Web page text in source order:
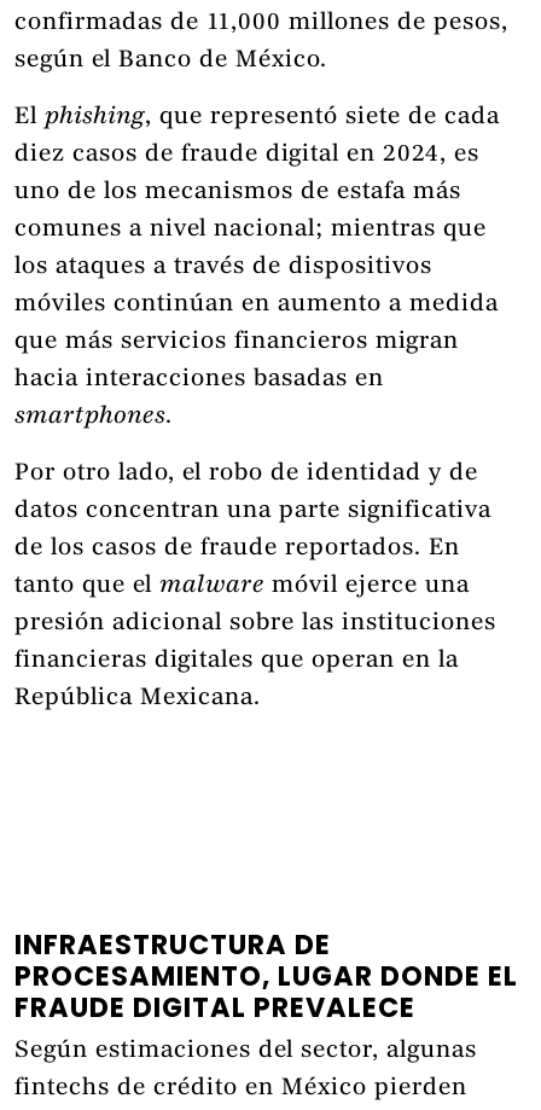
confirmadas de 11,000 millones de pesos,
según el Banco de México.
El phishing, que representó siete de cada
diez casos de fraude digital en 2024, es
uno de los mecanismos de estafa más
comunes a nivel nacional; mientras que
los ataques a través de dispositivos
móviles continúan en aumento a medida
que más servicios financieros migran
hacia interacciones basadas en
smartphones.
Por otro lado, el robo de identidad y de
datos concentran una parte significativa
de los casos de fraude reportados. En
tanto que el malware móvil ejerce una
presión adicional sobre las instituciones
financieras digitales que operan en la
República Mexicana.
INFRAESTRUCTURA DE
PROCESAMIENTO, LUGAR DONDE EL
FRAUDE DIGITAL PREVALECE
Según estimaciones del sector, algunas
fintechs de crédito en México pierden